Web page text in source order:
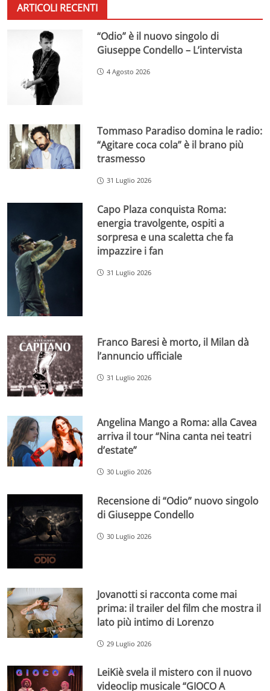
ARTICOLI RECENTI
“Odio” è il nuovo singolo di
Giuseppe Condello – L’intervista
4 Agosto 2026
Tommaso Paradiso domina le radio:
“Agitare coca cola” è il brano più
trasmesso
31 Luglio 2026
Capo Plaza conquista Roma:
energia travolgente, ospiti a
sorpresa e una scaletta che fa
impazzire i fan
31 Luglio 2026
Franco Baresi è morto, il Milan dà
l’annuncio ufficiale
31 Luglio 2026
Angelina Mango a Roma: alla Cavea
arriva il tour “Nina canta nei teatri
d’estate”
30 Luglio 2026
Recensione di “Odio” nuovo singolo
di Giuseppe Condello
30 Luglio 2026
Jovanotti si racconta come mai
prima: il trailer del film che mostra il
lato più intimo di Lorenzo
29 Luglio 2026
LeiKiè svela il mistero con il nuovo
videoclip musicale “GIOCO A